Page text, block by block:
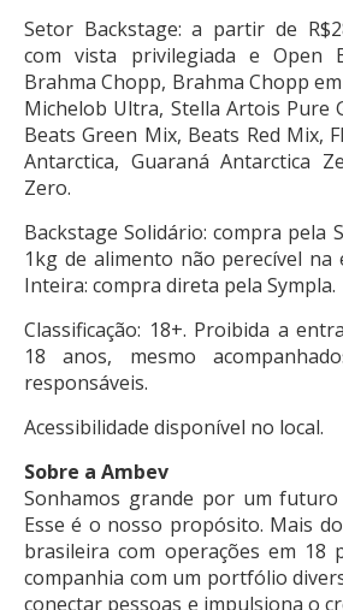
Setor Backstage: a partir de
com vista privilegiada e Open
Brahma Chopp, Brahma Chopp
Michelob Ultra, Stella Artois Pure
Beats Green Mix, Beats Red Mix,
Antarctica, Guaraná Antarctica
Zero.
Backstage Solidário: compra pela
1kg de alimento não perecível na
Inteira: compra direta pela Sympla.
Classificação: 18+. Proibida a
18 anos, mesmo
responsáveis.
Acessibilidade disponível no local.
Sobre a Ambev
Sonhamos grande por um futuro
Esse é o nosso propósito. Mais
brasileira com operações em 18
companhia com um portfólio
conectar pessoas e impulsiona o